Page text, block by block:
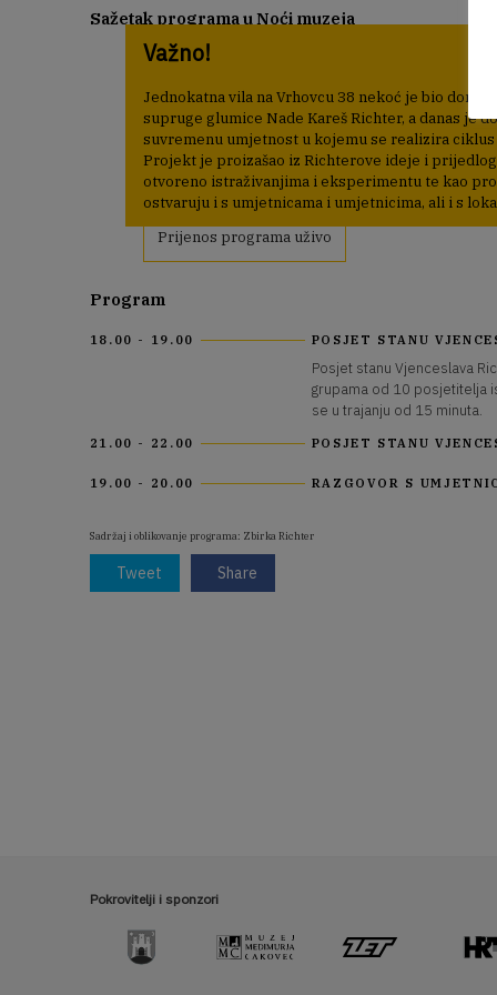
Važno!
Jednokatna vila na Vrhovcu 38 nekoć je bio dom
supruge glumice Nade Kareš Richter, a danas je
suvremenu umjetnost u kojemu se realizira
Projekt je proizašao iz Richterove ideje i
otvoreno istraživanjima i eksperimentu te kao
ostvaruju i s umjetnicama i umjetnicima, ali i s
Sažetak programa u Noći muzeja
18:00 – 19:00 Posjet stanu Vjenceslava Richtera i
19:00 – 20:00 Razgovor s umjetnicom Nikom Radić
kustosica Zbirke Richter)
21:00 – 22:00 Posjet stanu Vjenceslava Richtera i
*Napomena: Posjet stanu moguć je u grupama od 10
vodstvo, izvodi se u trajanju od 15 minuta.
Prijenos programa uživo
Program
18.00 - 19.00 POSJET STANU
Posjet stanu Vjenceslava
grupama od 10 posjetitelja
se u trajanju od 15 minuta.
21.00 - 22.00 POSJET STANU
19.00 - 20.00 RAZGOVOR S
Sadržaj i oblikovanje programa: Zbirka Richter
Tweet Share
Pokrovitelji i sponzori